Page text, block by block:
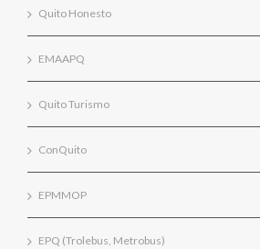
Quito Honesto
EMAAPQ
Quito Turismo
ConQuito
EPMMOP
EPQ (Trolebus, Metrobus)